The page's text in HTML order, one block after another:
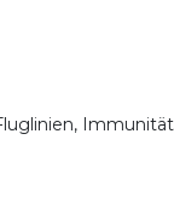
Immunität